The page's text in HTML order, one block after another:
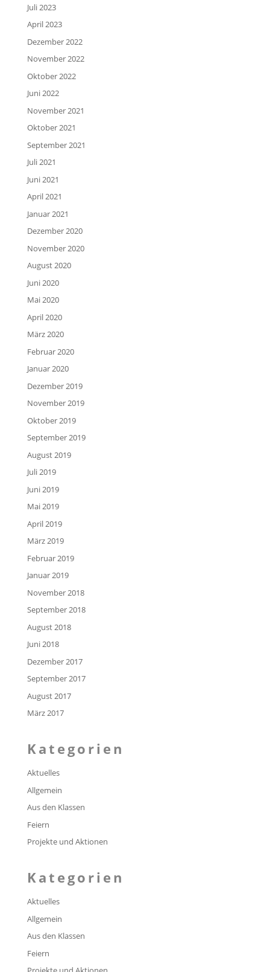
Juli 2023
April 2023
Dezember 2022
November 2022
Oktober 2022
Juni 2022
November 2021
Oktober 2021
September 2021
Juli 2021
Juni 2021
April 2021
Januar 2021
Dezember 2020
November 2020
August 2020
Juni 2020
Mai 2020
April 2020
März 2020
Februar 2020
Januar 2020
Dezember 2019
November 2019
Oktober 2019
September 2019
August 2019
Juli 2019
Juni 2019
Mai 2019
April 2019
März 2019
Februar 2019
Januar 2019
November 2018
September 2018
August 2018
Juni 2018
Dezember 2017
September 2017
August 2017
März 2017
Kategorien
Aktuelles
Allgemein
Aus den Klassen
Feiern
Projekte und Aktionen
Kategorien
Aktuelles
Allgemein
Aus den Klassen
Feiern